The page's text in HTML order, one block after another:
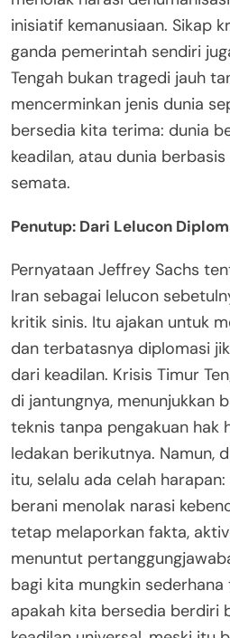
inisiatif kemanusiaan. Sikap
ganda pemerintah sendiri
Tengah bukan tragedi jauh
mencerminkan jenis dunia
bersedia kita terima: dunia
keadilan, atau dunia
semata.
Penutup: Dari Lelucon
Pernyataan Jeffrey Sachs
Iran sebagai lelucon
kritik sinis. Itu ajakan untuk
dan terbatasnya diplomasi
dari keadilan. Krisis Timur
di jantungnya, menunjukkan
teknis tanpa pengakuan hak
ledakan berikutnya. Namun,
itu, selalu ada celah
berani menolak narasi
tetap melaporkan fakta,
menuntut
bagi kita mungkin
apakah kita bersedia berdiri